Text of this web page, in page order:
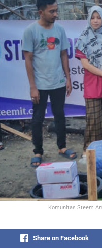
Komunitas Steem
Share on Facebook